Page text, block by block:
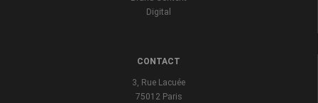
Digital
CONTACT
3, Rue Lacuée
75012 Paris